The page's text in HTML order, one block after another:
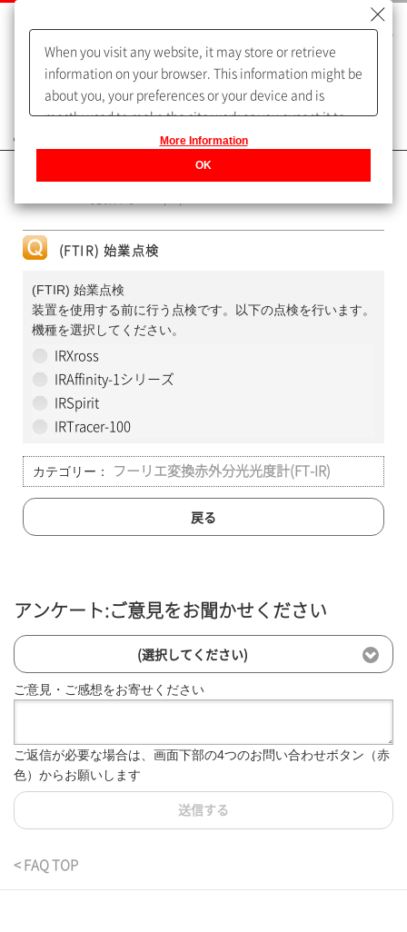
よくあるご質問（FAQ）
(FTIR) 始業点検
(FTIR) 始業点検
装置を使用する前に行う点検です。以下の点検を行います。
機種を選択してください。
IRXross
IRAffinity-1シリーズ
IRSpirit
IRTracer-100
カテゴリー： フーリエ変換赤外分光光度計(FT-IR)
戻る
アンケート:ご意見をお聞かせください
(選択してください)
ご意見・ご感想をお寄せください
ご返信が必要な場合は、画面下部の4つのお問い合わせボタン（赤
色）からお願いします
送信する
< FAQ TOP
When you visit any website, it may store or retrieve
information on your browser. This information might be
about you, your preferences or your device and is
mostly used to make the site work as you expect it to.
The information does not usually directly identify you,
but it can give you a more personalized web
experience.Privacy Policy
More Information
OK